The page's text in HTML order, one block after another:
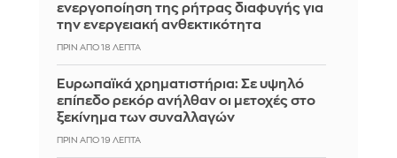
ενεργοποίηση της ρήτρας διαφυγής για
την ενεργειακή ανθεκτικότητα
ΠΡΙΝ ΑΠΌ 18 ΛΕΠΤΆ
Ευρωπαϊκά χρηματιστήρια: Σε υψηλό
επίπεδο ρεκόρ ανήλθαν οι μετοχές στο
ξεκίνημα των συναλλαγών
ΠΡΙΝ ΑΠΌ 19 ΛΕΠΤΆ